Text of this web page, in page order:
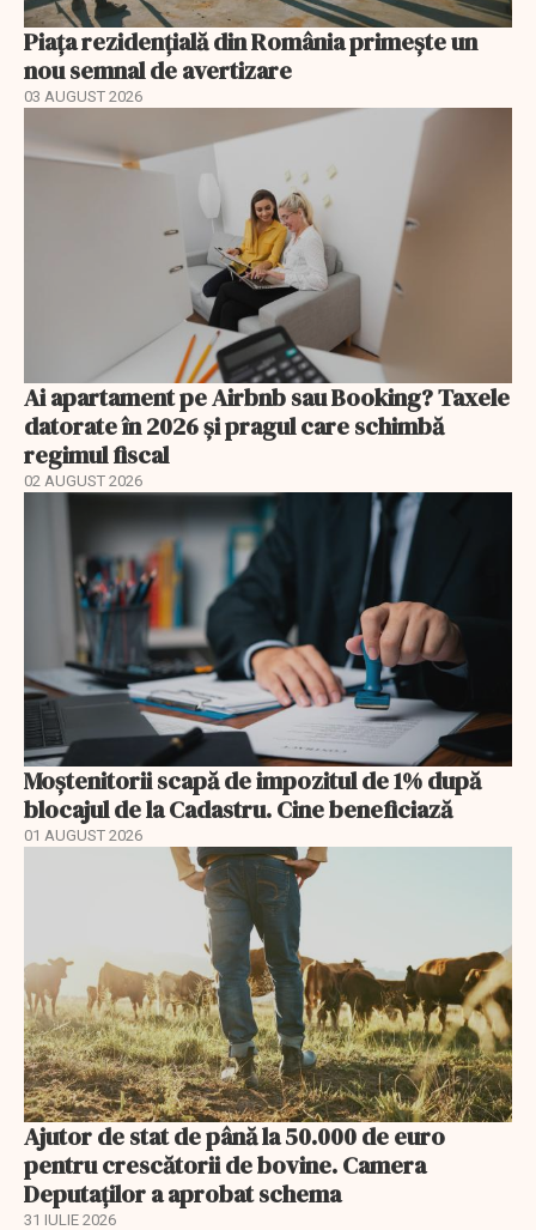
Piața rezidențială din România primește un
nou semnal de avertizare
03 AUGUST 2026
Ai apartament pe Airbnb sau Booking? Taxele
datorate în 2026 și pragul care schimbă
regimul fiscal
02 AUGUST 2026
Moștenitorii scapă de impozitul de 1% după
blocajul de la Cadastru. Cine beneficiază
01 AUGUST 2026
Ajutor de stat de până la 50.000 de euro
pentru crescătorii de bovine. Camera
Deputaților a aprobat schema
31 IULIE 2026